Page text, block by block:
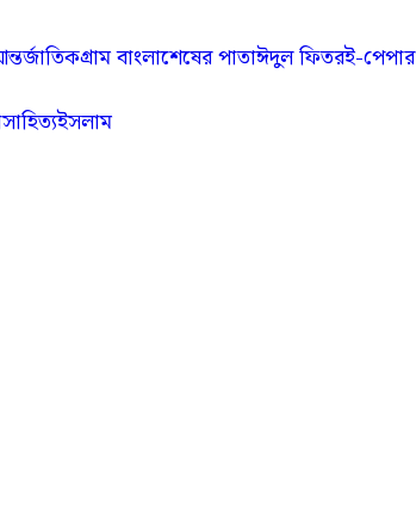
গ্রাম বাংলাশেষের পাতাঈদুল ফিতরই-পেপার
সাহিত্যইসলাম